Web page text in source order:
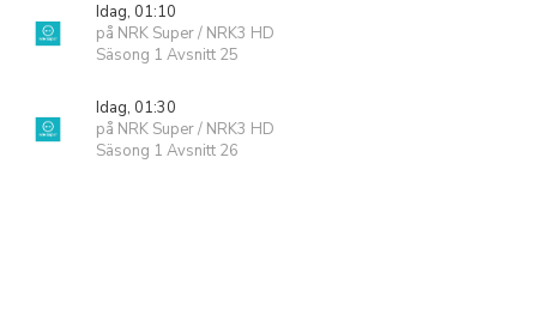
Idag, 01:10
på NRK Super / NRK3 HD
Säsong 1 Avsnitt 25
Idag, 01:30
på NRK Super / NRK3 HD
Säsong 1 Avsnitt 26